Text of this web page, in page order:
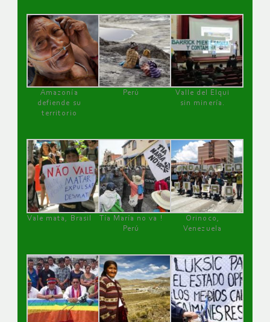
Amazonía
defiende su
territorio
Perú
Valle del Elqui
sin minería.
Vale mata, Brasil
Tía María no va !
Perú
Orinoco,
Venezuela